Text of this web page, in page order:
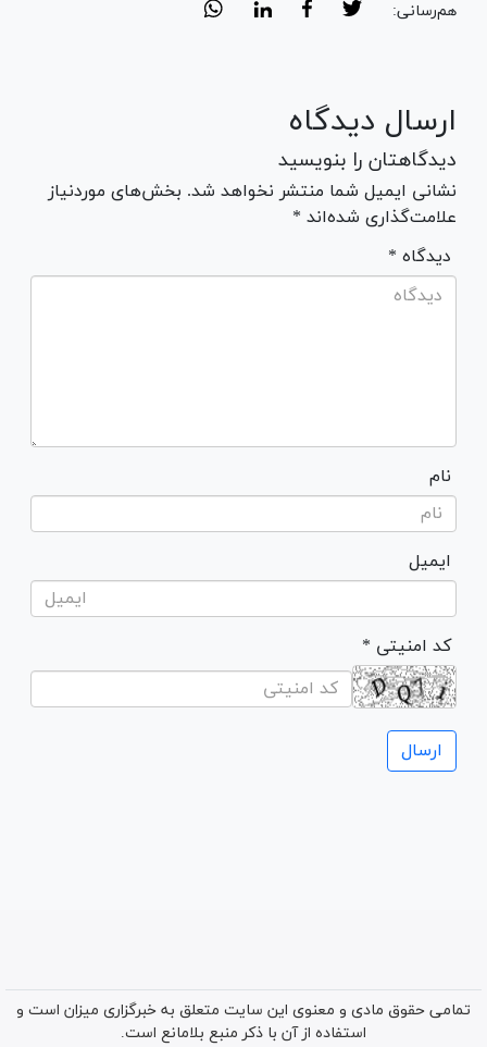
هم‌رسانی:
ارسال دیدگاه
دیدگاهتان را بنویسید
نشانی ایمیل شما منتشر نخواهد شد. بخش‌های موردنیاز
علامت‌گذاری شده‌اند *
* دیدگاه
نام
ایمیل
* کد امنیتی
تمامی حقوق مادی و معنوی این سایت متعلق به خبرگزاری میزان است و
استفاده از آن با ذکر منبع بلامانع است.